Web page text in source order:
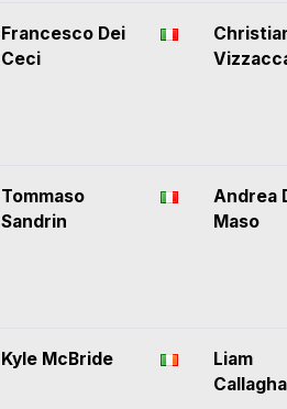
Francesco Dei
Ceci
Tommaso
Sandrin
Andrea
Maso
Kyle McBride
Liam